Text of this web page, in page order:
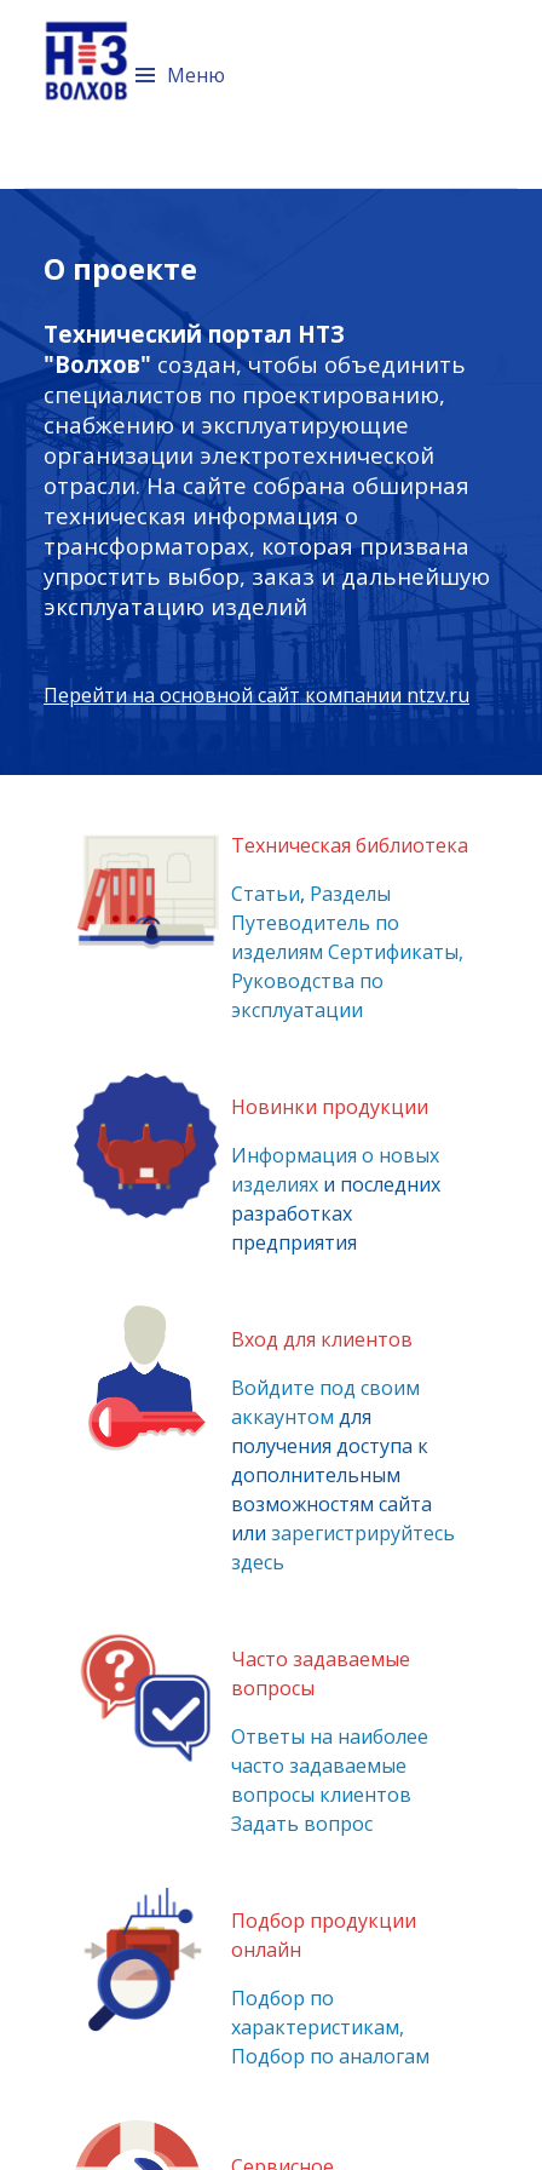
Меню
О проекте
Технический портал НТЗ
"Волхов" создан, чтобы объединить
специалистов по проектированию,
снабжению и эксплуатирующие
организации электротехнической
отрасли. На сайте собрана обширная
техническая информация о
трансформаторах, которая призвана
упростить выбор, заказ и дальнейшую
эксплуатацию изделий
Перейти на основной сайт компании ntzv.ru
Техническая библиотека
Статьи, Разделы
Путеводитель по
изделиям Сертификаты,
Руководства по
эксплуатации
Новинки продукции
Информация о новых
изделиях и последних
разработках
предприятия
Вход для клиентов
Войдите под своим
аккаунтом для
получения доступа к
дополнительным
возможностям сайта
или зарегистрируйтесь
здесь
Часто задаваемые
вопросы
Ответы на наиболее
часто задаваемые
вопросы клиентов
Задать вопрос
Подбор продукции
онлайн
Подбор по
характеристикам,
Подбор по аналогам